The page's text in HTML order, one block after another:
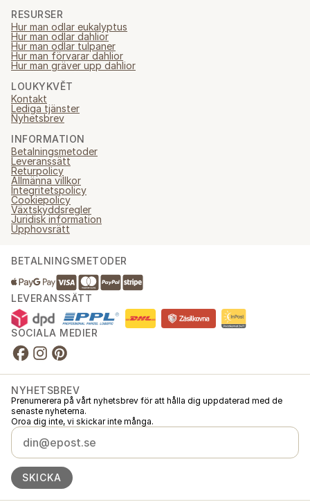
RESURSER
Hur man odlar eukalyptus
Hur man odlar dahlior
Hur man odlar tulpaner
Hur man förvarar dahlior
Hur man gräver upp dahlior
LOUKYKVĚT
Kontakt
Lediga tjänster
Nyhetsbrev
INFORMATION
Betalningsmetoder
Leveranssätt
Returpolicy
Allmänna villkor
Integritetspolicy
Cookiepolicy
Växtskyddsregler
Juridisk information
Upphovsrätt
BETALNINGSMETODER
LEVERANSSÄTT
SOCIALA MEDIER
NYHETSBREV
Prenumerera på vårt nyhetsbrev för att hålla dig uppdaterad med de
senaste nyheterna.
Oroa dig inte, vi skickar inte många.
SKICKA